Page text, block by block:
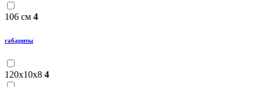
106 см 4
габариты
120x10x8 4